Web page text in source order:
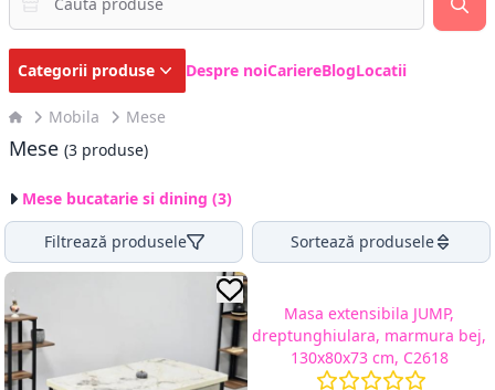
Categorii produse Despre noiCariereBlogLocatii
Mobila Mese
Mese (3 produse)
Mese bucatarie si dining (3)
Filtrează produsele Sortează produsele
Masa extensibila JUMP,
dreptunghiulara, marmura bej,
130x80x73 cm, C2618